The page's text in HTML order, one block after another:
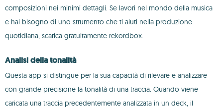
composizioni nei minimi dettagli. Se lavori nel mondo della musica
e hai bisogno di uno strumento che ti aiuti nella produzione
quotidiana, scarica gratuitamente rekordbox.
Analisi della tonalità
Questa app si distingue per la sua capacità di rilevare e analizzare
con grande precisione la tonalità di una traccia. Quando viene
caricata una traccia precedentemente analizzata in un deck, il